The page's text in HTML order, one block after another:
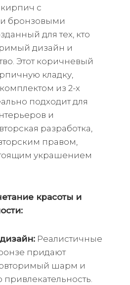
с
бронзовыми
для тех, кто
дизайн и
Этот коричневый
кладку,
из 2-х
подходит для
и
разработка,
правом,
украшением
красоты и
Реалистичные
придают
шарм и
привлекательность.